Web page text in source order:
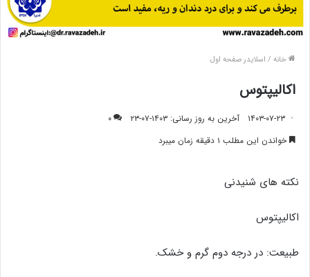
خانه / اسلایدر صفحه اول
اکالیپتوس
۱۴۰۳-۰۷-۲۳ آخرین به روز رسانی: ۱۴۰۳-۰۷-۲۳
۰
خواندن این مطلب ۱ دقیقه زمان میبرد
نکته های شنیدنی
اکالیپتوس
طبیعت: در درجه دوم گرم و خشک.